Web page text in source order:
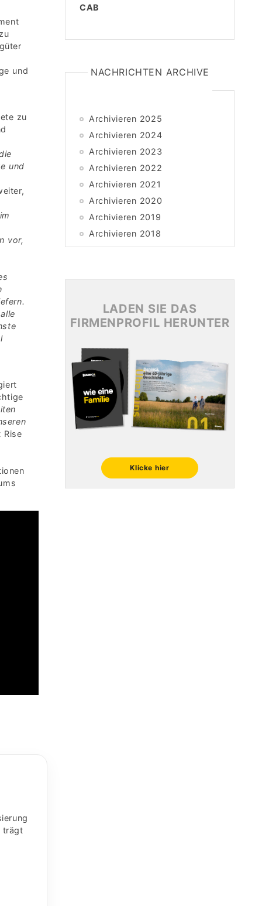
und
zu
und
vor,
Rise
trägt
CAB
NACHRICHTEN ARCHIVE
Archivieren 2025
Archivieren 2024
Archivieren 2023
Archivieren 2022
Archivieren 2021
Archivieren 2020
Archivieren 2019
Archivieren 2018
Archivieren 2017
Archivieren 2015
LADEN SIE DAS
FIRMENPROFIL HERUNTER
Klicke hier